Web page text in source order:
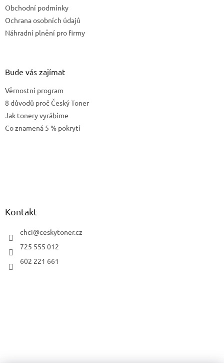
Obchodní podmínky
Ochrana osobních údajů
Náhradní plnění pro firmy
Bude vás zajímat
Věrnostní program
8 důvodů proč Český Toner
Jak tonery vyrábíme
Co znamená 5 % pokrytí
Kontakt
chci@ceskytoner.cz
725 555 012
602 221 661